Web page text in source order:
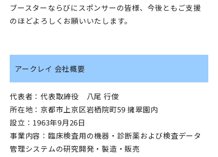
ブースターならびにスポンサーの皆様、今後ともご支援
のほどよろしくお願いいたします。
アークレイ 会社概要
代表者：代表取締役 八尾 行俊
所在地：京都市上京区岩栖院町59 擁翠園内
設立：1963年9月26日
事業内容：臨床検査用の機器・診断薬および検査データ
管理システムの研究開発・製造・販売